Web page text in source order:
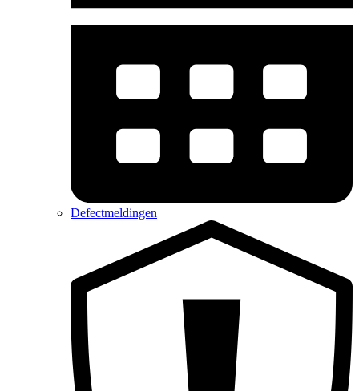
Defectmeldingen